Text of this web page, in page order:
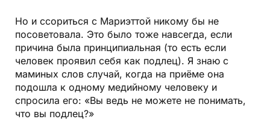
Но и ссориться с Мариэттой никому бы не
посоветовала. Это было тоже навсегда, если
причина была принципиальная (то есть если
человек проявил себя как подлец). Я знаю c
маминых слов случай, когда на приёме она
подошла к одному медийному человеку и
спросила его: «Вы ведь не можете не понимать,
что вы подлец?»